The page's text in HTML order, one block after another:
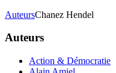
AuteursChanez Hendel
Auteurs
Action & Démocratie